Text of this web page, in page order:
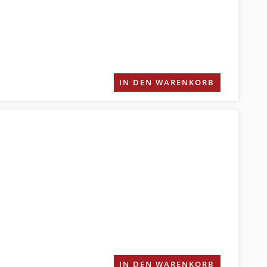
IN DEN WARENKORB
IN DEN WARENKORB